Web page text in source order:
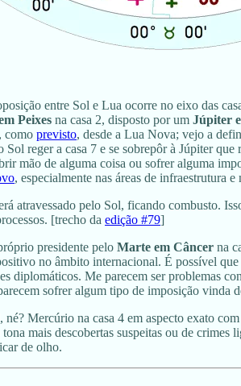
entre Sol e Lua ocorre no eixo das
Peixes na casa 2, disposto por um Júpiter
como previsto, desde a Lua Nova; vejo a
reger a casa 7 e se sobrepôr à Júpiter
mão de alguma coisa ou sofrer alguma
, especialmente nas áreas de infraestrutura
atravessado pelo Sol, ficando combusto.
[trecho da edição #79]
presidente pelo Marte em Câncer na
no âmbito internacional. É possível
diplomáticos. Me parecem ser problemas
sofrer algum tipo de imposição vinda
Mercúrio na casa 4 em aspecto exato
mais descobertas suspeitas ou de
de olho.